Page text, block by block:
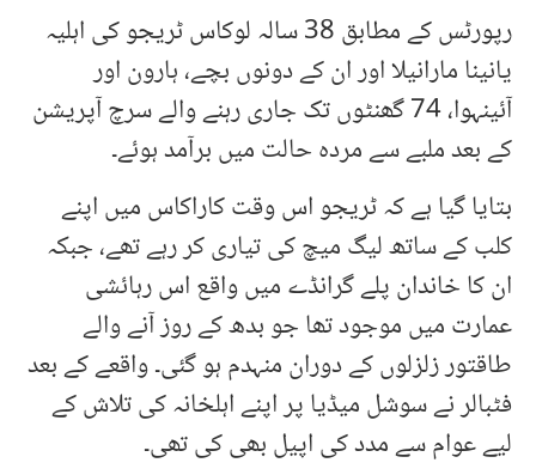
رپورٹس کے مطابق 38 سالہ لوکاس ٹریجو کی اہلیہ
یانینا مارانیلا اور ان کے دونوں بچے، ہارون اور
آئینہوا، 74 گھنٹوں تک جاری رہنے والے سرچ آپریشن
کے بعد ملبے سے مردہ حالت میں برآمد ہوئے۔
بتایا گیا ہے کہ ٹریجو اس وقت کاراکاس میں اپنے
کلب کے ساتھ لیگ میچ کی تیاری کر رہے تھے، جبکہ
ان کا خاندان پلے گرانڈے میں واقع اس رہائشی
عمارت میں موجود تھا جو بدھ کے روز آنے والے
طاقتور زلزلوں کے دوران منہدم ہو گئی۔ واقعے کے بعد
فٹبالر نے سوشل میڈیا پر اپنے اہلخانہ کی تلاش کے
لیے عوام سے مدد کی اپیل بھی کی تھی۔